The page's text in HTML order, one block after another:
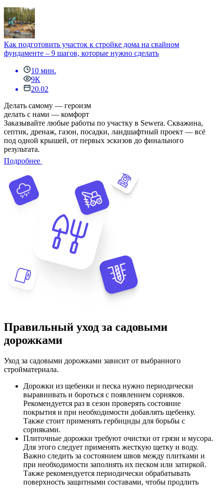
Как подготовить участок к стройке дома на свайном
фундаменте – 9 шагов, которые нужно сделать
10 мин.
9К
20.02
Делать самому — героизм
делать с нами — комфорт
Заказывайте любые работы по участку в Sewera. Скважина,
септик, дренаж, газон, посадки, ландшафтный проект — всё
под одной крышей, от первых эскизов до финального
результата.
Подробнее
Правильный уход за садовыми
дорожками
Уход за садовыми дорожками зависит от выбранного
стройматериала.
Дорожки из щебенки и песка нужно периодически
выравнивать и бороться с появлением сорняков.
Рекомендуется раз в сезон проверять состояние
покрытия и при необходимости добавлять щебенку.
Также стоит применять гербициды для борьбы с
сорняками.
Плиточные дорожки требуют очистки от грязи и мусора.
Для этого следует применять жесткую щетку и воду.
Важно следить за состоянием швов между плитками и
при необходимости заполнять их песком или затиркой.
Также рекомендуется периодически обрабатывать
поверхность защитными составами, чтобы продлить